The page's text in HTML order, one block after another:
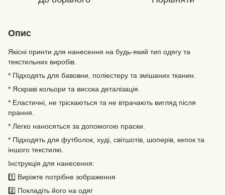
Опис
Якісні принти для нанесення на будь-який тип одягу та
текстильних виробів.
* Підходять для бавовни, поліестеру та змішаних тканин.
* Яскраві кольори та висока деталізація.
* Еластичні, не тріскаються та не втрачають вигляд після
прання.
* Легко наносяться за допомогою праски.
* Підходять для футболок, худі, світшотів, шоперів, кепок та
іншого текстилю.
Інструкція для нанесення:
1️⃣ Виріжте потрібне зображення
2️⃣ Покладіть його на одяг